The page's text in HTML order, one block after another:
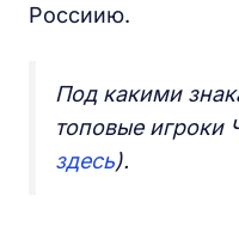
Россиию.
Под какими
топовые игроки
здесь).